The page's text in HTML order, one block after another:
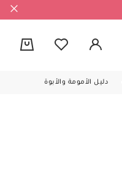
دليل الأمومة والأبوة